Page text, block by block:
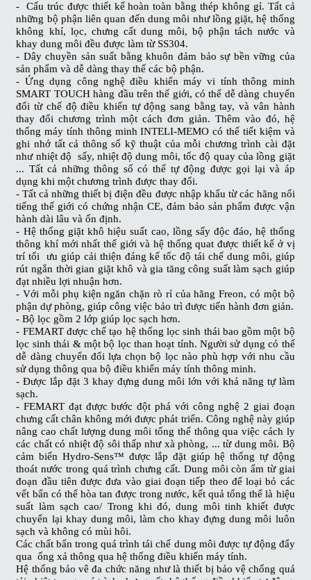
- Cấu trúc được thiết kế hoàn toàn bằng thép không gỉ. Tất cả
những bộ phận liên quan đến dung môi như lồng giặt, hệ thống
không khí, lọc, chưng cất dung môi, bộ phận tách nước và
khay dung môi đều được làm từ SS304.
- Dây chuyền sản suất bằng khuôn đảm bảo sự bền vững của
sản phẩm và dễ dàng thay thế các bộ phận.
- Ứng dụng công nghệ điều khiển máy vi tính thông minh
SMART TOUCH hàng đầu trên thế giới, có thể dễ dàng chuyển
đổi từ chế độ điều khiển tự động sang bằng tay, và vân hành
thay đổi chương trình một cách đơn giản. Thêm vào đó, hệ
thống máy tính thông minh INTELI-MEMO có thể tiết kiệm và
ghi nhớ tất cả thông số kỹ thuật của mỗi chương trình cài đặt
như nhiệt độ sấy, nhiệt độ dung môi, tốc độ quay của lồng giặt
... Tất cả những thông số có thể tự động được gọi lại và áp
dụng khi một chương trình được thay đổi.
- Tất cả những thiết bị điện đều được nhập khẩu từ các hãng nổi
tiếng thế giới có chứng nhận CE, đảm bảo sản phẩm được vận
hành dài lâu và ổn định.
- Hệ thống giặt khô hiệu suất cao, lồng sấy độc đáo, hệ thống
thông khí mới nhất thế giới và hệ thống quat được thiết kế ở vị
trí tối ưu giúp cải thiện đáng kể tốc độ tái chế dung môi, giúp
rút ngắn thời gian giặt khô và gia tăng công suất làm sạch giúp
đạt nhiều lợi nhuận hơn.
- Với mỗi phụ kiện ngăn chặn rò rỉ của hãng Freon, có một bộ
phận dự phòng, giúp công việc bảo trì được tiến hành đơn giản.
- Bộ lọc gồm 2 lớp giúp lọc sạch hơn.
- FEMART được chế tạo hệ thống lọc sinh thái bao gồm một bộ
lọc sinh thái & một bộ lọc than hoạt tính. Người sử dụng có thể
dễ dàng chuyển đổi lựa chọn bộ lọc nào phù hợp với nhu cầu
sử dụng thông qua bộ điều khiển máy tính thông minh.
- Được lắp đặt 3 khay đựng dung môi lớn với khả năng tự làm
sạch.
- FEMART đạt được bước đột phá với công nghệ 2 giai đoạn
chưng cất chân không mới được phát triển. Công nghệ này giúp
nâng cao chất lượng dung môi tổng thể thông qua việc cách ly
các chất có nhiệt độ sôi thấp như xà phòng, ... từ dung môi. Bộ
cảm biến Hydro-Sens™ được lắp đặt giúp hệ thống tự động
thoát nước trong quá trình chưng cất. Dung môi còn ẩm từ giai
đoạn đầu tiên được đưa vào giai đoạn tiếp theo để loại bỏ các
vết bẩn có thể hòa tan được trong nước, kết quả tổng thể là hiệu
suất làm sạch cao/ Trong khi đó, dung môi tinh khiết được
chuyển lại khay dung môi, làm cho khay đựng dung môi luôn
sạch và không có mùi hôi.
Các chất bẩn trong quá trình tái chế dung môi được tự động đẩy
qua ống xả thông qua hệ thống điều khiển máy tính.
Hệ thống bảo vê đa chức năng như là thiết bị bảo vệ chống quá